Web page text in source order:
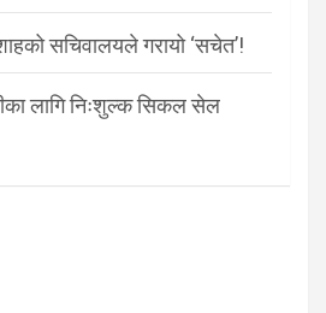
सचिवालयले गरायो ‘सचेत’!
लागि निःशुल्क सिकल सेल